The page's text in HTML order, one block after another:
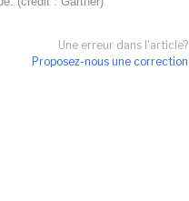
Une erreur dans l'article?
Proposez-nous une correction